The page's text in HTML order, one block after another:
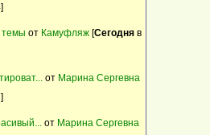
темы от Камуфляж [Сегодня в
от Марина Сергевна
от Марина Сергевна